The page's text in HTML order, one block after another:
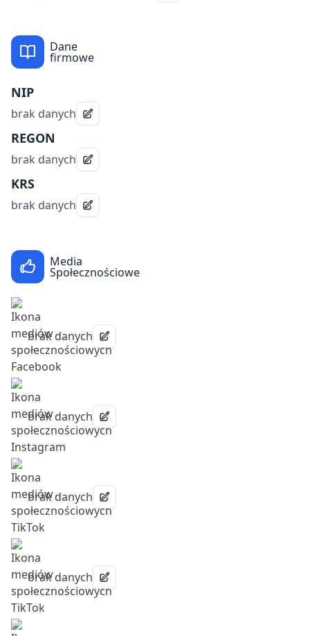
Dane
firmowe
NIP
brak danych
REGON
brak danych
KRS
brak danych
Media
Społecznościowe
brak danych
brak danych
brak danych
brak danych